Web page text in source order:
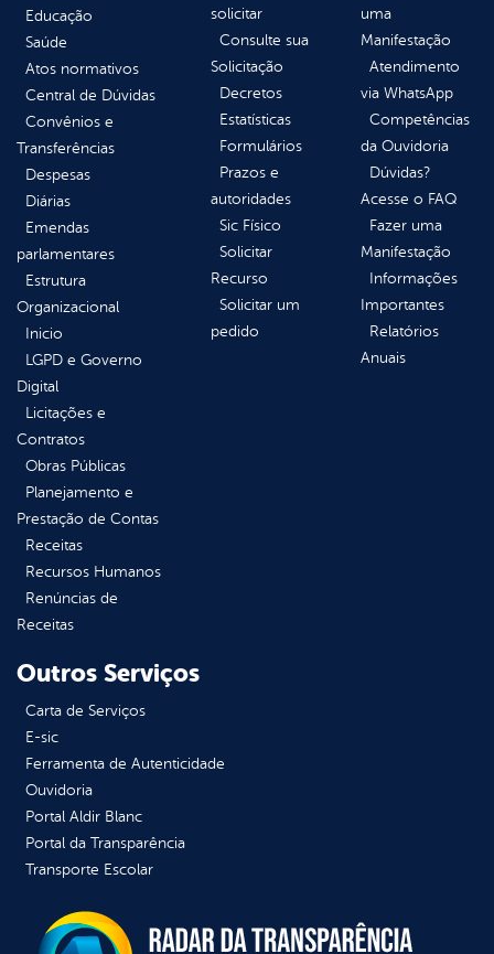
Educação
Saúde
Atos normativos
Central de Dúvidas
Convênios e
Transferências
Despesas
Diárias
Emendas
parlamentares
Estrutura
Organizacional
Inicio
LGPD e Governo
Digital
Licitações e
Contratos
Obras Públicas
Planejamento e
Prestação de Contas
Receitas
Recursos Humanos
Renúncias de
Receitas
solicitar
Consulte sua
Solicitação
Decretos
Estatísticas
Formulários
Prazos e
autoridades
Sic Físico
Solicitar
Recurso
Solicitar um
pedido
uma
Manifestação
Atendimento
via WhatsApp
Competências
da Ouvidoria
Dúvidas?
Acesse o FAQ
Fazer uma
Manifestação
Informações
Importantes
Relatórios
Anuais
Outros Serviços
Carta de Serviços
E-sic
Ferramenta de Autenticidade
Ouvidoria
Portal Aldir Blanc
Portal da Transparência
Transporte Escolar